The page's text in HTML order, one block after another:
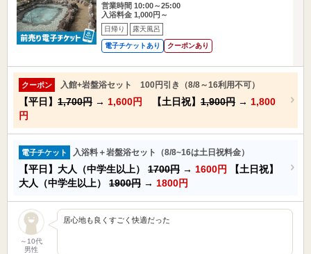
営業時間 10:00～25:00
入浴料金 1,000円～
日帰り 露天風呂
電子チケットあり クーポンあり
クーポン 入館+岩盤浴セット 100円引き（8/8～16利用不可）
【平日】 1,700円 → 1,600円 【土日祝】 1,900円 → 1,800
円
電子チケット 入浴料＋岩盤浴セット（8/8~16は土日祝料金）
【平日】大人（中学生以上） 1700円 → 1600円
【土日祝】
大人（中学生以上） 1900円 → 1800円
～10代
男性
居心地も良くすごく快適だった